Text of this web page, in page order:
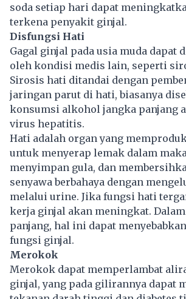
soda setiap hari dapat
terkena penyakit ginjal.
Disfungsi Hati
Gagal ginjal pada usia muda dapat
oleh kondisi medis lain, seperti
Sirosis hati ditandai dengan
jaringan parut di hati, biasanya
konsumsi alkohol jangka panjang
virus hepatitis.
Hati adalah organ yang
untuk menyerap lemak dalam
menyimpan gula, dan
senyawa berbahaya dengan
melalui urine. Jika fungsi hati
kerja ginjal akan meningkat.
panjang, hal ini dapat
fungsi ginjal.
Merokok
Merokok dapat memperlambat
ginjal, yang pada gilirannya dapat